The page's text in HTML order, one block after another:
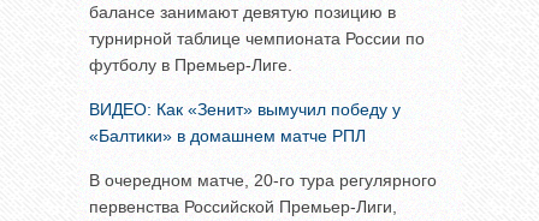
балансе занимают девятую позицию в
турнирной таблице чемпионата России по
футболу в Премьер-Лиге.
ВИДЕО: Как «Зенит» вымучил победу у
«Балтики» в домашнем матче РПЛ
В очередном матче, 20-го тура регулярного
первенства Российской Премьер-Лиги,